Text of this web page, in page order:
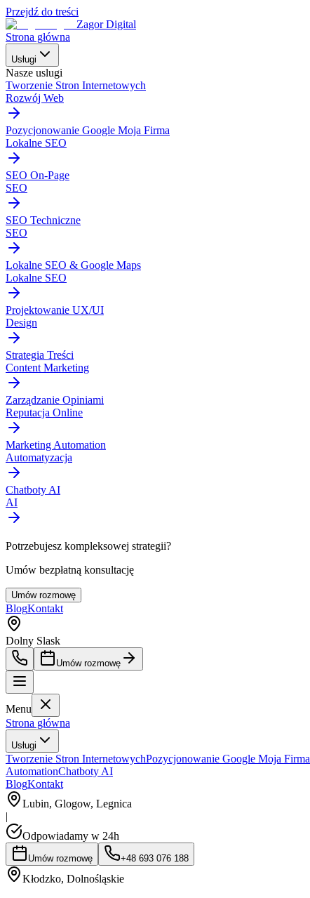
Przejdź do treści
Zagor Digital
Strona główna
Usługi
Nasze uslugi
Tworzenie Stron Internetowych
Rozwój Web
Pozycjonowanie Google Moja Firma
Lokalne SEO
SEO On-Page
SEO
SEO Techniczne
SEO
Lokalne SEO & Google Maps
Lokalne SEO
Projektowanie UX/UI
Design
Strategia Treści
Content Marketing
Zarządzanie Opiniami
Reputacja Online
Marketing Automation
Automatyzacja
Chatboty AI
AI
Potrzebujesz kompleksowej strategii?
Umów bezpłatną konsultację
Umów rozmowę
BlogKontakt
Dolny Slask
Umów rozmowę
Menu
Strona główna
Usługi
Tworzenie Stron InternetowychPozycjonowanie Google Moja Firma
AutomationChatboty AI
BlogKontakt
Lubin, Glogow, Legnica
|
Odpowiadamy w 24h
Umów rozmowę +48 693 076 188
Kłodzko, Dolnośląskie